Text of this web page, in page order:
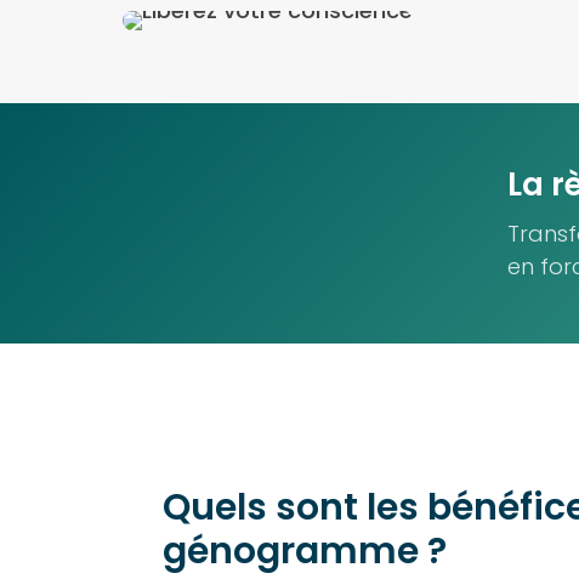
La
en
Quels sont les
génogramme ?